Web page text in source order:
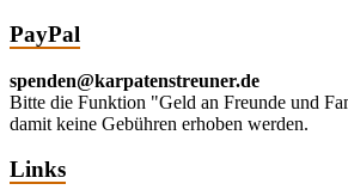
PayPal
spenden@karpatenstreuner.de
Bitte die Funktion "Geld an Freunde und
damit keine Gebühren erhoben werden.
Links